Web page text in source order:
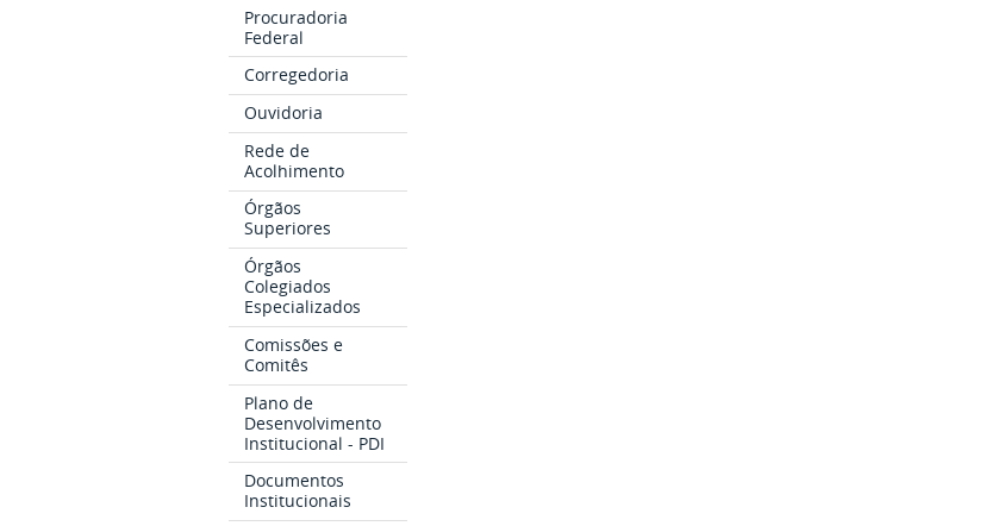
Procuradoria
Federal
Corregedoria
Ouvidoria
Rede de
Acolhimento
Órgãos
Superiores
Órgãos
Colegiados
Especializados
Comissões e
Comitês
Plano de
Desenvolvimento
Institucional - PDI
Documentos
Institucionais